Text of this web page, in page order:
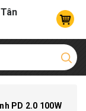
PD 2.0 100W